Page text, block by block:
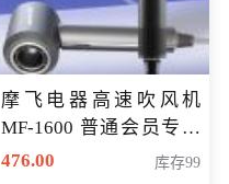
摩飞电器高速吹风机
MF-1600 普通会员专享
价298元
476.00 库存99